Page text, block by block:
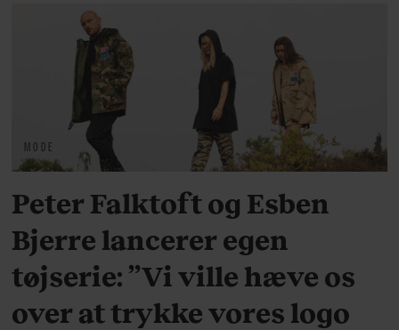
MODE
Peter Falktoft og Esben
Bjerre lancerer egen
tøjserie: ”Vi ville hæve os
over at trykke vores logo